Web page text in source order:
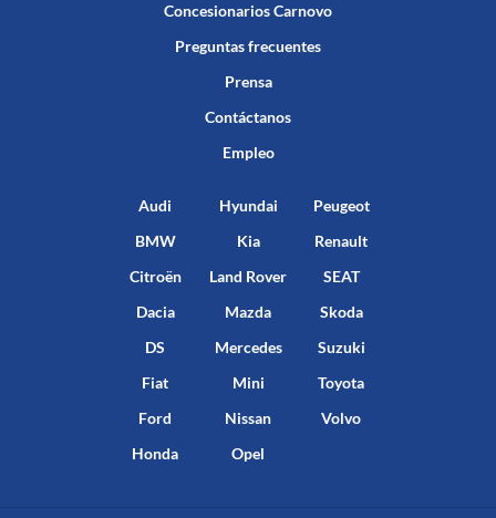
Concesionarios Carnovo
Preguntas frecuentes
Prensa
Contáctanos
Empleo
Audi
BMW
Citroën
Dacia
DS
Fiat
Ford
Honda
Hyundai
Kia
Land Rover
Mazda
Mercedes
Mini
Nissan
Opel
Peugeot
Renault
SEAT
Skoda
Suzuki
Toyota
Volvo